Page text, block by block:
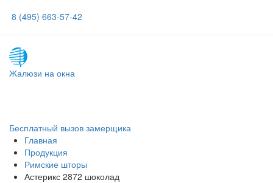
8 (495) 663-57-42
Жалюзи на окна
Бесплатный вызов замерщика
Главная
Продукция
Римские шторы
Астерикс 2872 шоколад